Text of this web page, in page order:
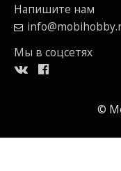
Напишите нам
Мы в соцсетях
©